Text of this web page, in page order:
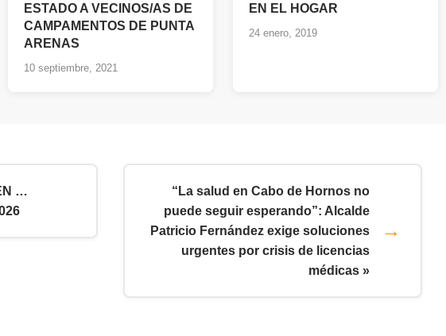
ESTADO A VECINOS/AS DE
CAMPAMENTOS DE PUNTA
ARENAS
10 septiembre, 2021
EN EL HOGAR
24 enero, 2019
…
“La salud en Cabo de Hornos no
puede seguir esperando”: Alcalde
Patricio Fernández exige soluciones
urgentes por crisis de licencias
médicas »